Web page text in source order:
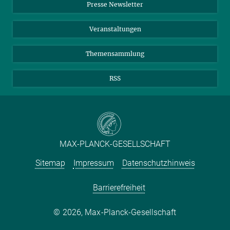
TikTok
YouTube
Presse Newsletter
Veranstaltungen
Themensammlung
RSS
MAX-PLANCK-GESELLSCHAFT
Sitemap
Impressum Datenschutzhinweis
Barrierefreiheit
2026, Max-Planck-Gesellschaft